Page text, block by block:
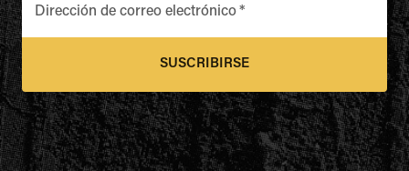
Dirección de correo electrónico*
SUSCRIBIRSE